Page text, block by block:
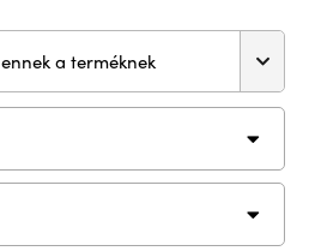
ennek a terméknek